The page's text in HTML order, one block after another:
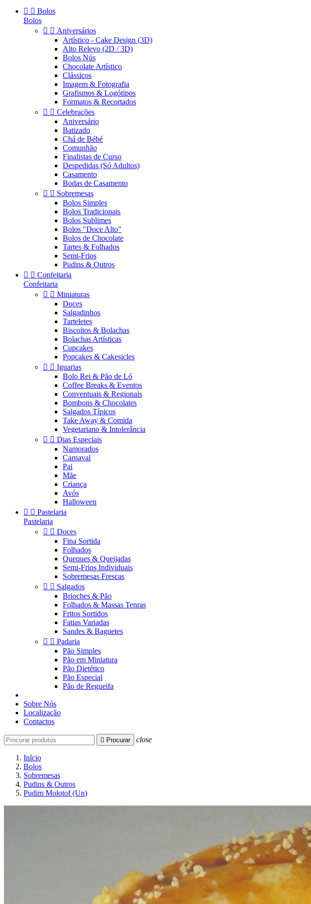
  Bolos
Bolos
  Aniversários
Artístico - Cake Design (3D)
Alto Relevo (2D / 3D)
Bolos Nús
Chocolate Artístico
Clássicos
Imagem & Fotografia
Grafismos & Logótipos
Formatos & Recortados
  Celebrações
Aniversário
Batizado
Chá de Bébé
Comunhão
Finalistas de Curso
Despedidas (Só Adultos)
Casamento
Bodas de Casamento
  Sobremesas
Bolos Simples
Bolos Tradicionais
Bolos Sublimes
Bolos "Doce Alto"
Bolos de Chocolate
Tartes & Folhados
Semi-Frios
Pudins & Outros
  Confeitaria
Confeitaria
  Miniaturas
Doces
Salgadinhos
Tarteletes
Biscoitos & Bolachas
Bolachas Artísticas
Cupcakes
Popcakes & Cakesicles
  Iguarias
Bolo Rei & Pão de Ló
Coffee Breaks & Eventos
Conventuais & Regionais
Bombons & Chocolates
Salgados Típicos
Take Away & Comida
Vegetariano & Intolerância
  Dias Especiais
Namorados
Carnaval
Pai
Mãe
Criança
Avós
Halloween
  Pastelaria
Pastelaria
  Doces
Fina Sortida
Folhados
Queques & Queijadas
Semi-Frios Individuais
Sobremesas Frescas
  Salgados
Brioches & Pão
Folhados & Massas Tenras
Fritos Sortidos
Fatias Variadas
Sandes & Baguetes
  Padaria
Pão Simples
Pão em Miniatura
Pão Dietético
Pão Especial
Pão de Regueifa
Sobre Nós
Localização
Contactos
 Procurar close
Início
Bolos
Sobremesas
Pudins & Outros
Pudim Molotof (Un)